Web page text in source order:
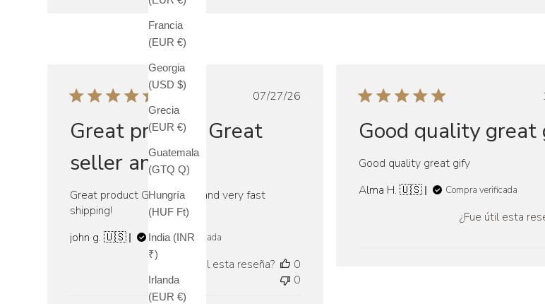
Francia
(EUR €)
Georgia
(USD $)
Grecia
(EUR €)
Guatemala
(GTQ Q)
Hungría
(HUF Ft)
India (INR
₹)
Irlanda
(EUR €)
Fecha
07/27/26
Great product Great
seller and
Great product Great seller and very fast
shipping!
john g. 🇺🇸
Compra verificada
¿Fue útil esta reseña?
0
0
Good quality great
Good quality great gify
Alma H. 🇺🇸
Compra verificada
¿Fue útil esta